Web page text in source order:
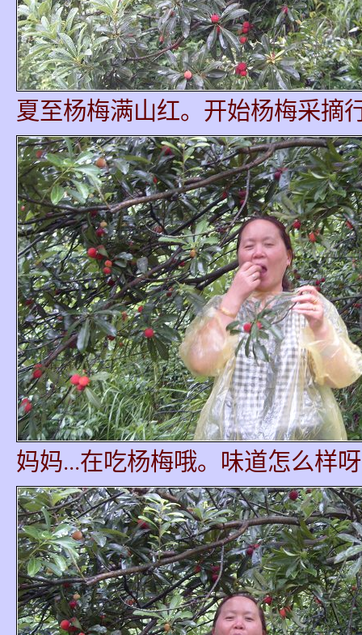
夏至杨梅满山红。开始杨梅采摘
妈妈...在吃杨梅哦。味道怎么样